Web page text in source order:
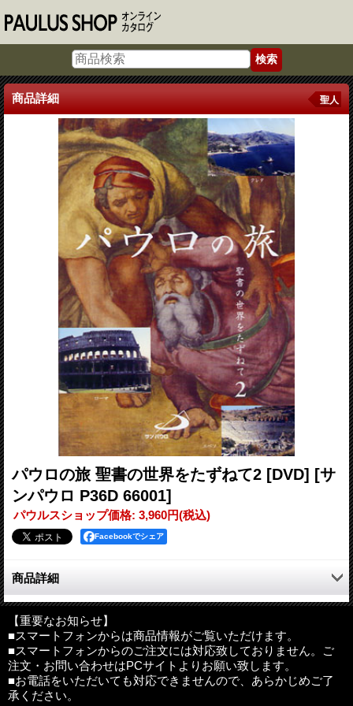
商品詳細 聖人
パウロの旅 聖書の世界をたずねて2 [DVD] [サ
ンパウロ P36D 66001]
パウルスショップ価格: 3,960円(税込)
Facebookでシェア
商品詳細
初代キリスト教世界で、もっとも偉大な宣教者といわれるパウ
ロ。３回におよぶ彼のキリスト教宣教旅行と、最後の旅となった
ローマへの護送の道のりを、聖書の記述をもとにたどる。
このDVDでは、その歴史と風景を、現代の映像をもとに、NHK
アナウンサー桜井洋子の語りで描いていく。
パウロに初めて触れる人にとって最適の映像作品。
【重要なお知らせ】
■スマートフォンからは商品情報がご覧いただけます。
■スマートフォンからのご注文には対応致しておりません。ご
注文・お問い合わせはPCサイトよりお願い致します。
■お電話をいただいても対応できませんので、あらかじめご了
承ください。